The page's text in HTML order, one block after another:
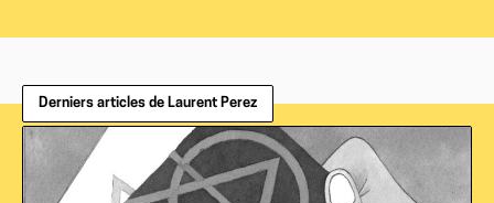
Derniers articles de Laurent Perez